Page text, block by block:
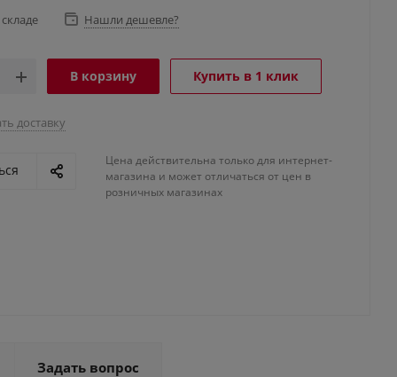
Нашли дешевле?
В корзину Купить в 1 клик
доставку
Цена действительна только для интернет-
магазина и может отличаться от цен в
розничных магазинах
Задать вопрос